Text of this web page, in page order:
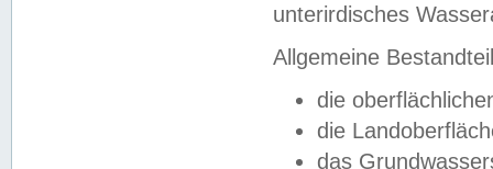
unterirdisches
Allgemeine
die
die
das